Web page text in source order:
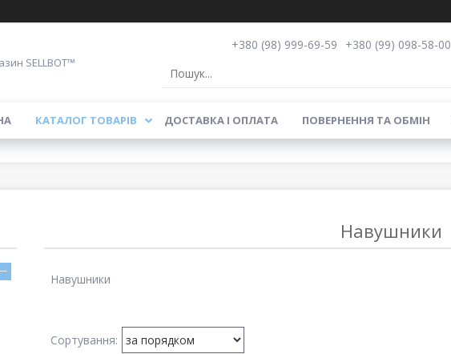
SELLBOT™
+380 (98) 999-69-59
+380 (99) 098-58-00
КАТАЛОГ ТОВАРІВ ДОСТАВКА І ОПЛАТА ПОВЕРНЕННЯ ТА ОБМІН
Навушники
Навушники